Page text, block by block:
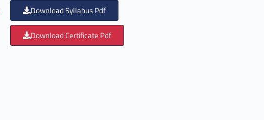
Download Syllabus Pdf
Download Certificate Pdf